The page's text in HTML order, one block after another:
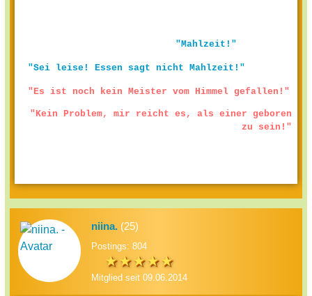
"Mahlzeit!"
"Sei leise! Essen sagt nicht Mahlzeit!"
"Es ist noch kein Meister vom Himmel gefallen!"
"Kein Problem, mir reicht es, als einer geboren
zu sein!"
niina. (25)
Postings: 804
Mitglied seit 09.06.2014